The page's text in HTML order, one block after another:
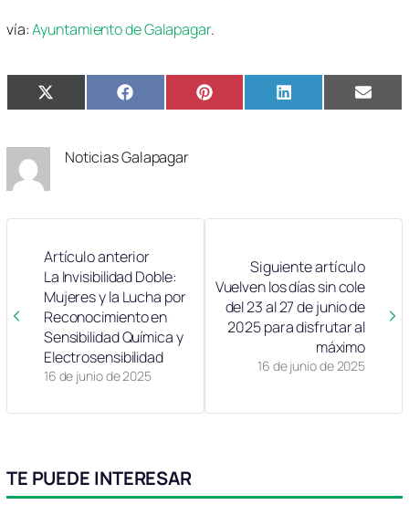
vía:Ayuntamiento de Galapagar.
Compartir
en
X
(Twitter)
Compartir
en
Facebook Compartir
en
Pinterest Compartir
en
LinkedIn
en
Email
Noticias Galapagar
Artículo anterior
16 de junio de 2025
La Invisibilidad Doble:
Mujeres y la Lucha por
Reconocimiento en
Sensibilidad Química y
Electrosensibilidad
Siguiente artículo
16 de junio de 2025
Vuelven los días sin cole
del 23 al 27 de junio de
2025 para disfrutar al
máximo
TE PUEDE INTERESAR